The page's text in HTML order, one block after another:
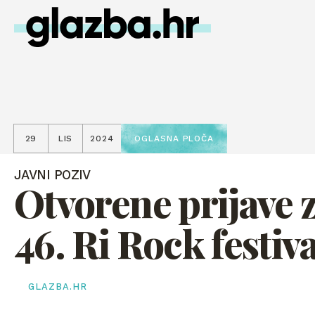
29 LIS 2024 OGLASNA PLOČA
JAVNI POZIV
Otvorene prijave
46. Ri Rock
GLAZBA.HR